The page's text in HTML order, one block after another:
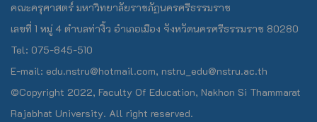
คณะครุศาสตร์ มหาวิทยาลัยราชภัฏนครศรีธรรมราช
เลขที่ 1 หมู่ 4 ตำบลท่างิ้ว อำเภอเมือง จังหวัดนครศรีธรรมราช 80280
Tel: 075-845-510
E-mail: edu.nstru@hotmail.com, nstru_edu@nstru.ac.th
©Copyright 2022, Faculty Of Education, Nakhon Si Thammarat
Rajabhat University. All right reserved.